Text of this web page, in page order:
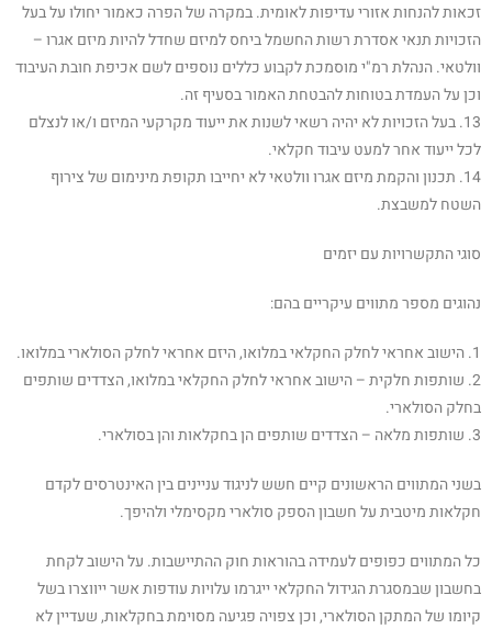
זכאות להנחות אזורי עדיפות לאומית. במקרה של הפרה כאמור יחולו על בעל
הזכויות תנאי אסדרת רשות החשמל ביחס למיזם שחדל להיות מיזם אגרו –
וולטאי. הנהלת רמ"י מוסמכת לקבוע כללים נוספים לשם אכיפת חובת העיבוד
וכן על העמדת בטוחות להבטחת האמור בסעיף זה.
13. בעל הזכויות לא יהיה רשאי לשנות את ייעוד מקרקעי המיזם ו/או לנצלם
לכל ייעוד אחר למעט עיבוד חקלאי.
14. תכנון והקמת מיזם אגרו וולטאי לא יחייבו תקופת מינימום של צירוף
השטח למשבצת.
סוגי התקשרויות עם יזמים
נהוגים מספר מתווים עיקריים בהם:
1. הישוב אחראי לחלק החקלאי במלואו, היזם אחראי לחלק הסולארי במלואו.
2. שותפות חלקית – הישוב אחראי לחלק החקלאי במלואו, הצדדים שותפים
בחלק הסולארי.
3. שותפות מלאה – הצדדים שותפים הן בחקלאות והן בסולארי.
בשני המתווים הראשונים קיים חשש לניגוד עניינים בין האינטרסים לקדם
חקלאות מיטבית על חשבון הספק סולארי מקסימלי ולהיפך.
כל המתווים כפופים לעמידה בהוראות חוק ההתיישבות. על הישוב לקחת
בחשבון שבמסגרת הגידול החקלאי ייגרמו עלויות עודפות אשר ייווצרו בשל
קיומו של המתקן הסולארי, וכן צפויה פגיעה מסוימת בחקלאות, שעדיין לא